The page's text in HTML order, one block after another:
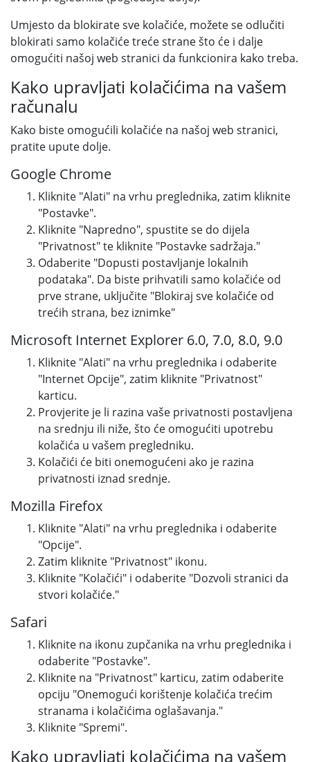
Umjesto da blokirate sve kolačiće, možete se odlučiti
blokirati samo kolačiće treće strane što će i dalje
omogućiti našoj web stranici da funkcionira kako treba.
Kako upravljati kolačićima na vašem
računalu
Kako biste omogućili kolačiće na našoj web stranici,
pratite upute dolje.
Google Chrome
Kliknite "Alati" na vrhu preglednika, zatim kliknite
"Postavke".
Kliknite "Napredno", spustite se do dijela
"Privatnost" te kliknite "Postavke sadržaja."
Odaberite "Dopusti postavljanje lokalnih
podataka". Da biste prihvatili samo kolačiće od
prve strane, uključite "Blokiraj sve kolačiće od
trećih strana, bez iznimke"
Microsoft Internet Explorer 6.0, 7.0, 8.0, 9.0
Kliknite "Alati" na vrhu preglednika i odaberite
"Internet Opcije", zatim kliknite "Privatnost"
karticu.
Provjerite je li razina vaše privatnosti postavljena
na srednju ili niže, što će omogućiti upotrebu
kolačića u vašem pregledniku.
Kolačići će biti onemogućeni ako je razina
privatnosti iznad srednje.
Mozilla Firefox
Kliknite "Alati" na vrhu preglednika i odaberite
"Opcije".
Zatim kliknite "Privatnost" ikonu.
Kliknite "Kolačići" i odaberite "Dozvoli stranici da
stvori kolačiće."
Safari
Kliknite na ikonu zupčanika na vrhu preglednika i
odaberite "Postavke".
Kliknite na "Privatnost" karticu, zatim odaberite
opciju "Onemogući korištenje kolačića trećim
stranama i kolačićima oglašavanja."
Kliknite "Spremi".
Kako upravljati kolačićima na vašem